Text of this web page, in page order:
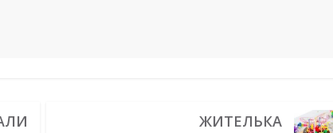
ЖИТЕЛЬКА